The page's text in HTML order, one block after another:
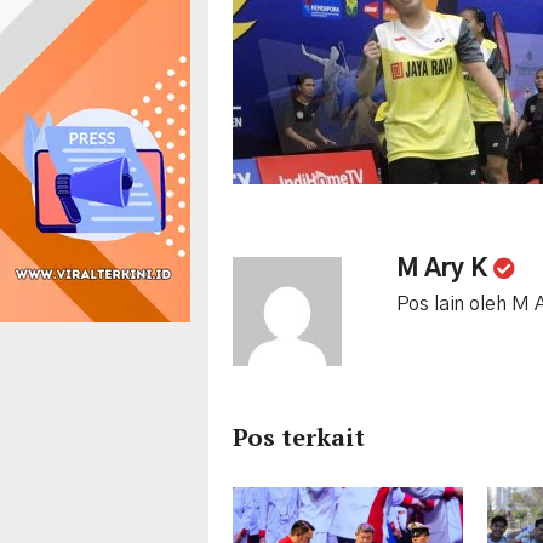
M Ary K
Pos lain oleh M
Pos terkait